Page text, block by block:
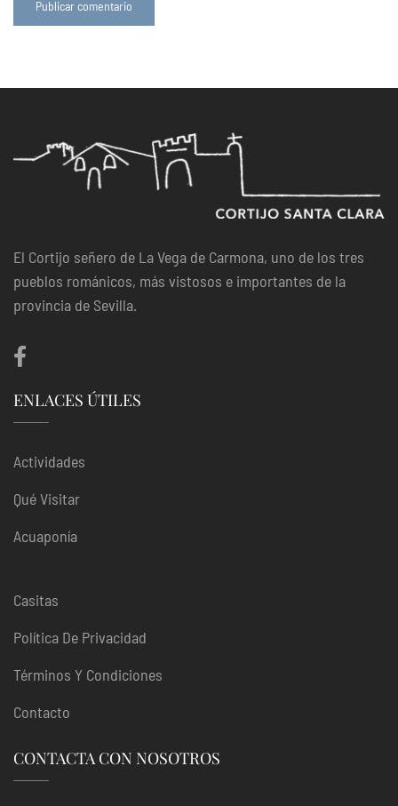
El Cortijo señero de La Vega de Carmona, uno de los tres
pueblos románicos, más vistosos e importantes de la
provincia de Sevilla.
ENLACES ÚTILES
Actividades
Qué Visitar
Acuaponía
Casitas
Política De Privacidad
Términos Y Condiciones
Contacto
CONTACTA CON NOSOTROS